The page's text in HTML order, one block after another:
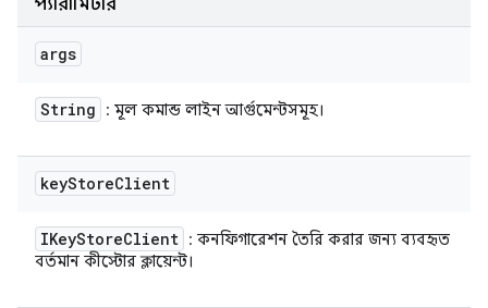
প্যারামিটার
args
String : মূল কমান্ড লাইন আর্গুমেন্টসমূহ।
keyStoreClient
IKeyStoreClient : কনফিগারেশন তৈরি করার জন্য ব্যবহৃত
বর্তমান কীস্টোর ক্লায়েন্ট।